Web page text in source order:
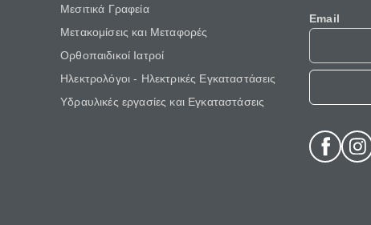
Μεσιτικά Γραφεία
Μετακομίσεις και Μεταφορές
Ορθοπαιδικοί Ιατροί
Ηλεκτρολόγοι - Ηλεκτρικές Εγκαταστάσεις
Υδραυλικές εργασίες και Εγκαταστάσεις
Email